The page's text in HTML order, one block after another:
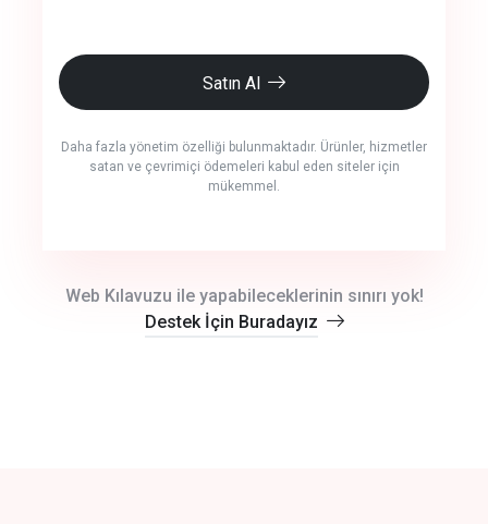
Satın Al
Daha fazla yönetim özelliği bulunmaktadır. Ürünler, hizmetler
satan ve çevrimiçi ödemeleri kabul eden siteler için
mükemmel.
Web Kılavuzu ile yapabileceklerinin sınırı yok!
Destek İçin Buradayız